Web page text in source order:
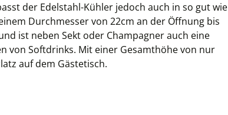
der Edelstahl-Kühler jedoch auch in so gut wie
Durchmesser von 22cm an der Öffnung bis
ist neben Sekt oder Champagner auch eine
von Softdrinks. Mit einer Gesamthöhe von nur
auf dem Gästetisch.